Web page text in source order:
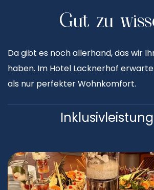
Gut zu
Da gibt es noch allerhand, das wir
haben. Im Hotel Lacknerhof
als nur perfekter Wohnkomfort.